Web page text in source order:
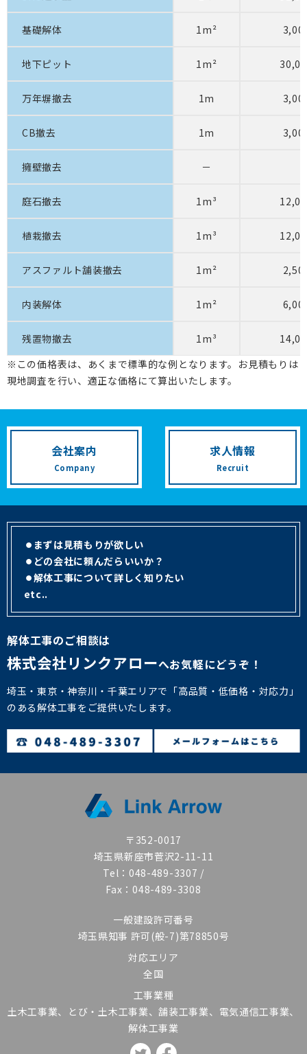
基礎解体 1m²
地下ピット 1m²
万年塀撤去 1m
CB撤去 1m
擁壁撤去 －
庭石撤去 1m³
植栽撤去 1m³
アスファルト舗装撤去 1m²
内装解体 1m²
残置物撤去 1m³
※この価格表は、あくまで標準的な例となります。お見積もりは
現地調査を行い、適正な価格にて算出いたします。
会社案内
Company
求人情報
Recruit
まずは見積もりが欲しい
どの会社に頼んだらいいか？
解体工事について詳しく知りたい
etc..
解体工事のご相談は
株式会社リンクアローへお気軽にどうぞ！
埼玉・東京・神奈川・千葉エリアで「高品質・低価格・対応力」
のある解体工事をご提供いたします。
〒352-0017
埼玉県新座市菅沢2-11-11
Tel：048-489-3307 /
Fax：048-489-3308
一般建設許可番号
埼玉県知事 許可(般-7)第78850号
対応エリア
全国
工事業種
土木工事業、とび・土木工事業、舗装工事業、電気通信工事業、
解体工事業